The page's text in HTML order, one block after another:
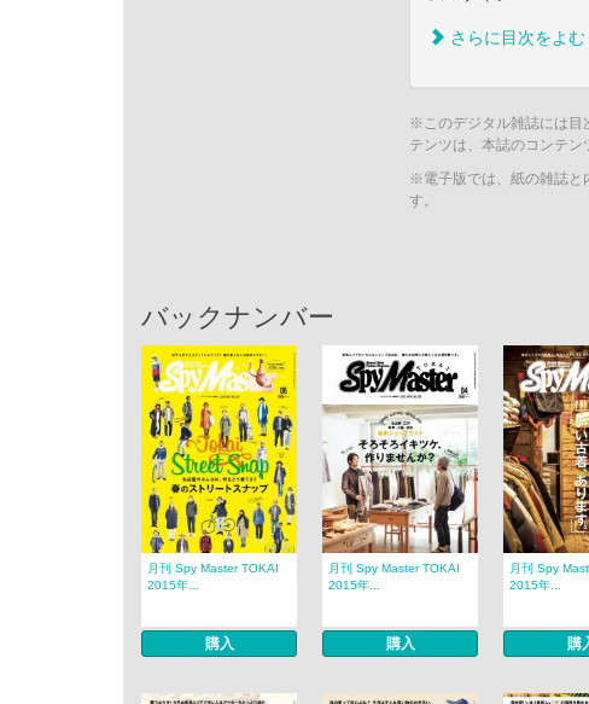
さらに目次をよむ
※このデジタル雑誌には目
テンツは、本誌のコンテン
※電子版では、紙の雑誌と
す。
バックナンバー
月刊 Spy Master TOKAI
2015年...
購入
月刊 Spy Master TOKAI
2015年...
購入
月刊 Spy
2015年...
購